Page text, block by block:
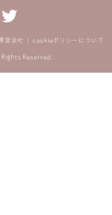
Reserved.
営会社 cookieポリシーについて